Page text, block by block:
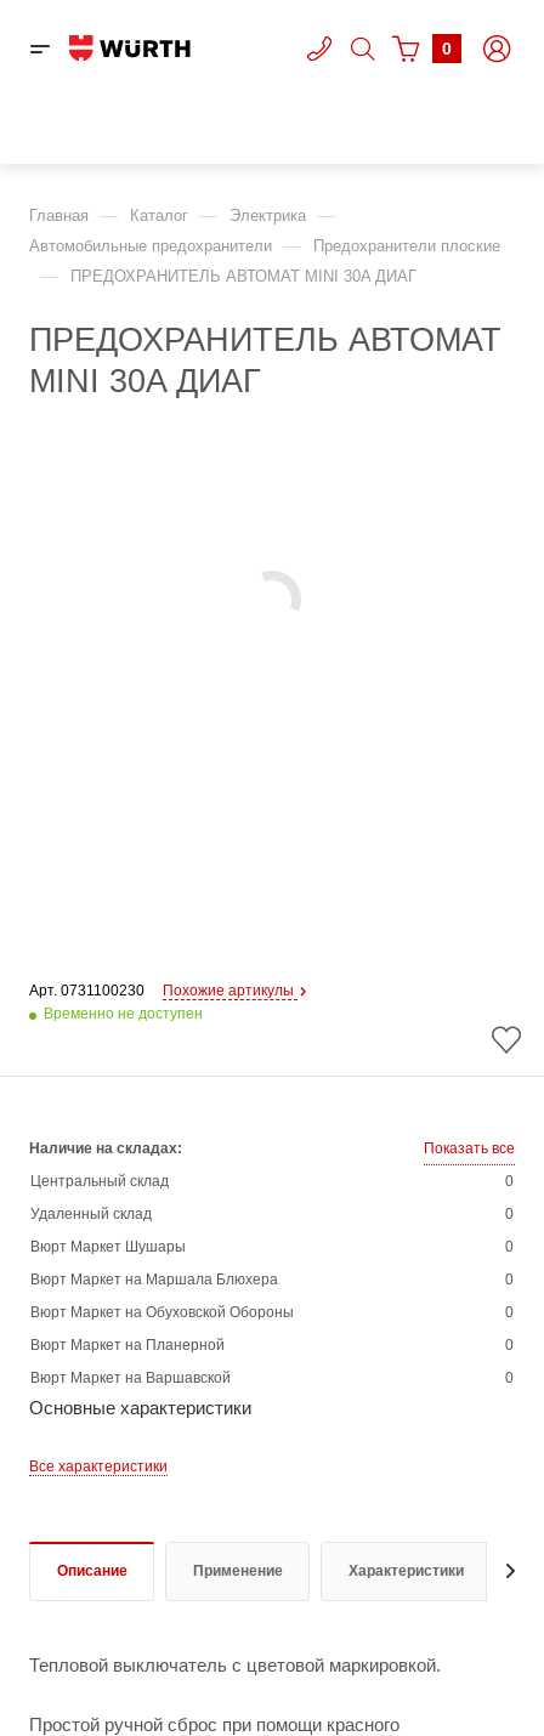
0
Главная — Каталог — Электрика —
Автомобильные предохранители — Предохранители плоские
— ПРЕДОХРАНИТЕЛЬ АВТОМАТ MINI 30A ДИАГ
ПРЕДОХРАНИТЕЛЬ АВТОМАТ
MINI 30A ДИАГ
Арт. 0731100230
Похожие артикулы
Временно не доступен
Наличие на складах:
Показать все
Центральный склад
0
Удаленный склад
0
Вюрт Маркет Шушары
0
Вюрт Маркет на Маршала Блюхера
0
Вюрт Маркет на Обуховской Обороны
0
Вюрт Маркет на Планерной
0
Вюрт Маркет на Варшавской
0
Основные характеристики
Все характеристики
Описание Применение Характеристики
Тепловой выключатель с цветовой маркировкой.
Простой ручной сброс при помощи красного